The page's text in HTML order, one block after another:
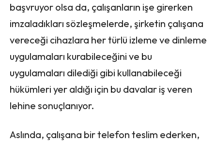
başvruyor olsa da, çalışanların işe girerken
imzaladıkları sözleşmelerde, şirketin çalışana
vereceği cihazlara her türlü izleme ve dinleme
uygulamaları kurabileceğini ve bu
uygulamaları dilediği gibi kullanabileceği
hükümleri yer aldığı için bu davalar iş veren
lehine sonuçlanıyor.
Aslında, çalışana bir telefon teslim ederken,